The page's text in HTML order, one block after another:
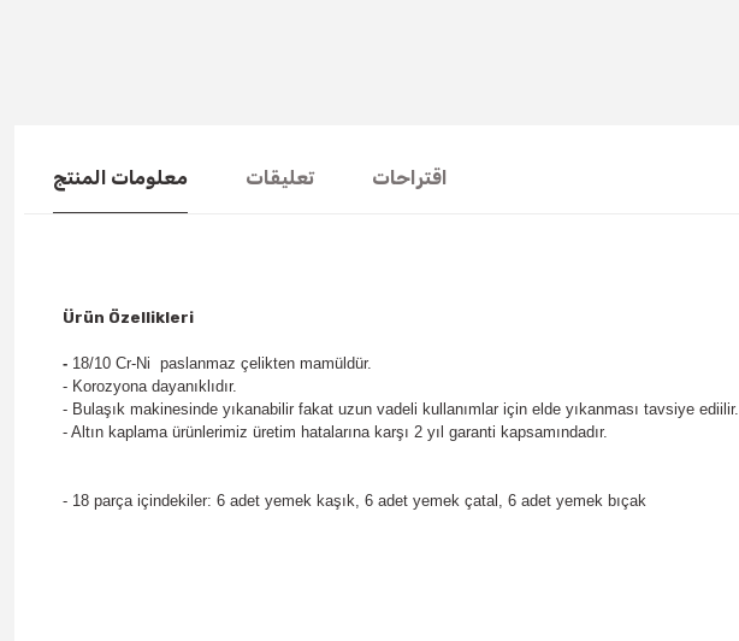
معلومات المنتج تعليقات اقتراحات
Ürün Özellikleri
- 18/10 Cr-Ni paslanmaz çelikten mamüldür.
- Korozyona dayanıklıdır.
- Bulaşık makinesinde yıkanabilir fakat uzun vadeli kullanımlar için elde yıkanması tavsiye ediilir.
- Altın kaplama ürünlerimiz üretim hatalarına karşı 2 yıl garanti kapsamındadır.
- 18 parça içindekiler: 6 adet yemek kaşık, 6 adet yemek çatal, 6 adet yemek bıçak